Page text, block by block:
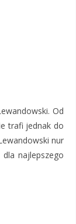
Od
trafi jednak do
nur
najlepszego